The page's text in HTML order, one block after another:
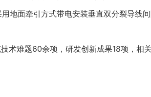
地面牵引方式带电安装垂直双分裂导线
难题60余项，研发创新成果18项，相